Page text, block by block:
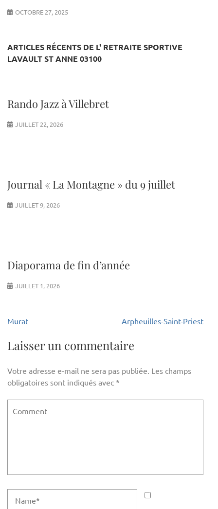
OCTOBRE 27, 2025
ARTICLES RÉCENTS DE L' RETRAITE SPORTIVE
LAVAULT ST ANNE 03100
Rando Jazz à Villebret
JUILLET 22, 2026
Journal « La Montagne » du 9 juillet
JUILLET 9, 2026
Diaporama de fin d’année
JUILLET 1, 2026
Navigation
l’article
Murat Arpheuilles-Saint-Priest
Laisser un commentaire
Votre adresse e-mail ne sera pas publiée. Les champs
obligatoires sont indiqués avec *